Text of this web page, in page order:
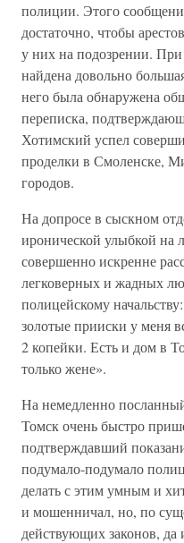
полиции. Этого
достаточно, чтобы
у них на подозрении.
найдена довольно
него была обнаружена
переписка,
Хотимский успел
проделки в Смоленске,
городов.
На допросе в сыскном
иронической улыбкой на
совершенно искренне
легковерных и жадных
полицейскому
золотые прииски у меня
2 копейки. Есть и дом в
только жене».
На немедленно
Томск очень быстро
подтверждавший
подумало-подумало
делать с этим умным и
и мошенничал, но, по
действующих законов, да